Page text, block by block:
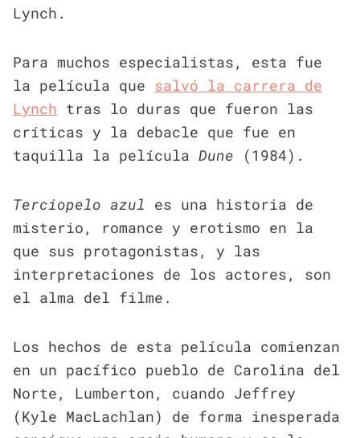
Lynch.
Para muchos especialistas, esta fue
la película que salvó la carrera de
Lynch tras lo duras que fueron las
críticas y la debacle que fue en
taquilla la película Dune (1984).
Terciopelo azul es una historia de
misterio, romance y erotismo en la
que sus protagonistas, y las
interpretaciones de los actores, son
el alma del filme.
Los hechos de esta película comienzan
en un pacífico pueblo de Carolina del
Norte, Lumberton, cuando Jeffrey
(Kyle MacLachlan) de forma inesperada